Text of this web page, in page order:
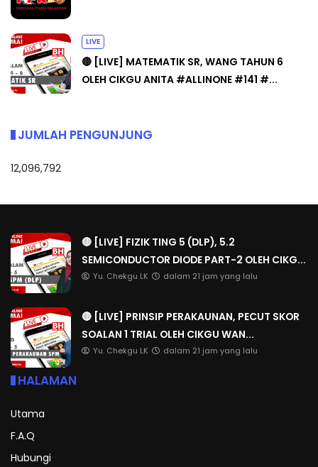
LIVE
🔴 [LIVE] MATEMATIK SR, WANG TAHUN 6
OLEH CIKGU ANITA #ALLINONE #141 #...
JUMLAH PENGUNJUNG
12,096,792
🔴 [LIVE] FIZIK TING 5 (DLP), 5.2
SEMICONDUCTOR DIODE PART-2 OLEH CIKG...
Yu. Chekgu LK dalam 21 jam yang lalu
🔴 [LIVE] PRINSIP PERAKAUNAN, PECUT SKOR
SOALAN 1 TRIAL OLEH CIKGU WAN...
Yu. Chekgu LK dalam 21 jam yang lalu
HALAMAN
Utama
F.A.Q
Hubungi